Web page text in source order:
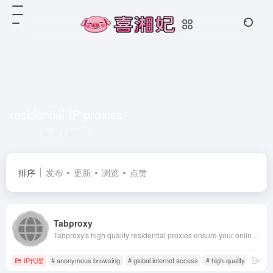
排序 发布 更新 浏览 点赞
Tabproxy
IP代理 # anonymous browsing # global internet access # high-quality proxy